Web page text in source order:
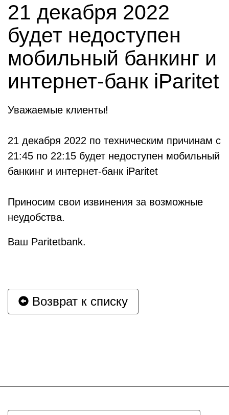
21 декабря 2022
будет недоступен
мобильный банкинг и
интернет-банк iParitet
Уважаемые клиенты!
21 декабря 2022 по техническим причинам с
21:45 по 22:15 будет недоступен мобильный
банкинг и интернет-банк iParitet
Приносим свои извинения за возможные
неудобства.
Ваш Paritetbank.
Возврат к списку